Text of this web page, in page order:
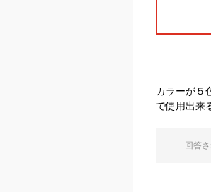
カラーが５
で使用出来
回答